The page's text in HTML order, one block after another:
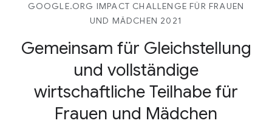
GOOGLE.ORG IMPACT CHALLENGE FÜR FRAUEN
UND MÄDCHEN 2021
Gemeinsam für Gleichstellung
und vollständige
wirtschaftliche Teilhabe für
Frauen und Mädchen